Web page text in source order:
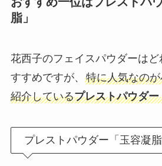
脂」
花西子のフェイスパウダーは
すすめですが、 特に人気なの
紹介しているプレストパウダ
プレストパウダー「玉容凝